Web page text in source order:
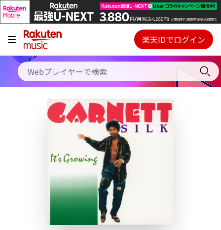
キャンペーン
料金プラン
使い方
初回30日間無料お試し
Webプレイヤー
ご契約内容の確認・変更
楽天IDでログイン